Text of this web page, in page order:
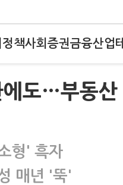
정책사회 증권금융산업
에도…부동
형' 흑자
매년 '뚝'